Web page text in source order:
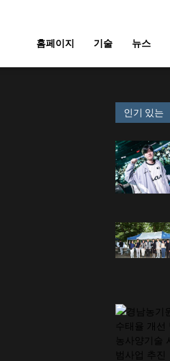
홈페이지 기술 뉴스
인기 있는